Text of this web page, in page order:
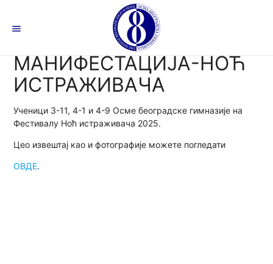
menu
МАНИФЕСТАЦИЈА-НОЋ
ИСТРАЖИВАЧА
Ученици 3-11, 4-1 и 4-9 Осме београдске гимназије на
Фестивалу Ноћ истраживача 2025.
Цео извештај као и фотографије можете погледати
ОВДЕ.